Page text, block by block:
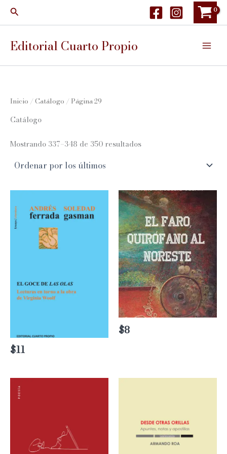
Buscar
Editorial Cuarto Propio
Inicio /Catálogo / Página 29
Catálogo
Mostrando 337–348 de 350 resultadosOrdenado
$11
$8